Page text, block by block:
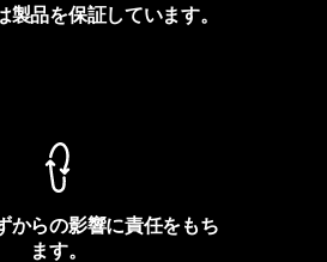
製品を保証しています。
からの影響に責任をもち
ます。